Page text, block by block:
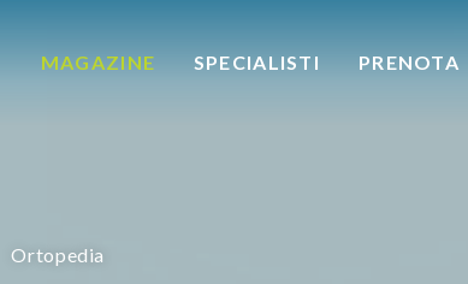
MAGAZINE SPECIALISTI PRENOTA
Ortopedia